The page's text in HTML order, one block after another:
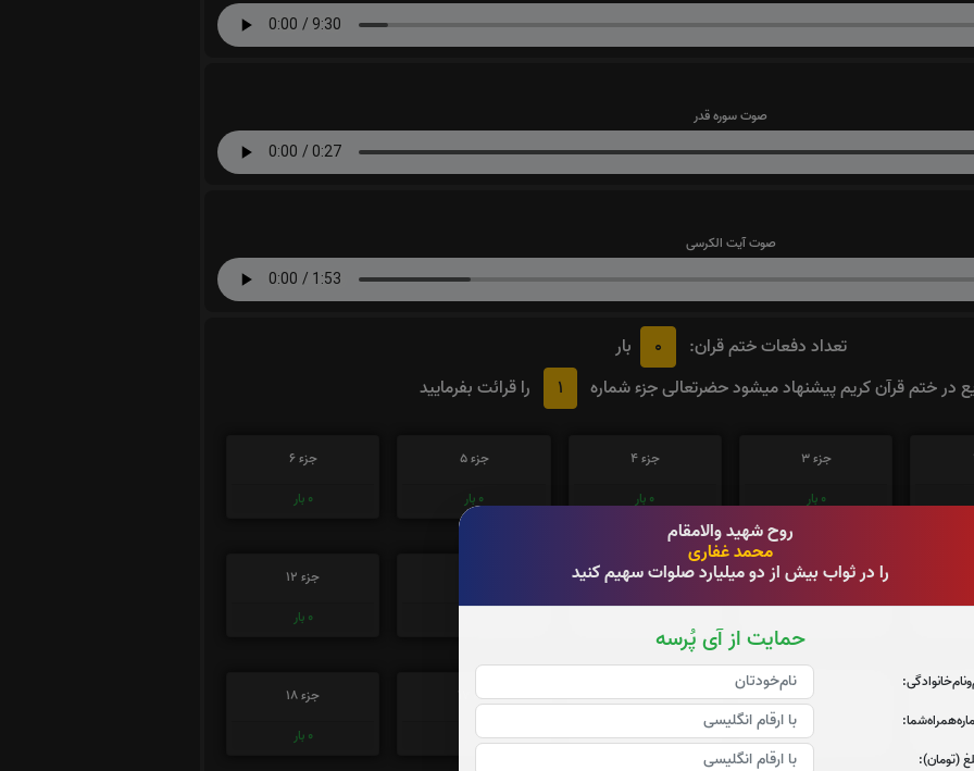
روح شهید والامقام
محمد غفاری
را در ثواب بیش از دو میلیارد صلوات سهیم کنید
حمایت از آی پُرسه
(تومان):
صوت سوره قدر
صوت آیت الکرسی
تعداد دفعات ختم قران: 0
بار
در ختم قرآن کریم پیشنهاد میشود حضرتعالی جزء شماره
1 را قرائت بفرمایید
جزء 3
0 بار
جزء 4
0 بار
جزء 5
0 بار
جزء 6
0 بار
جزء 9
جزء 10
جزء 12
0 بار
جزء 15
بار
جزء 16
0بار
جزء 17
0
جزء 18
0 بار